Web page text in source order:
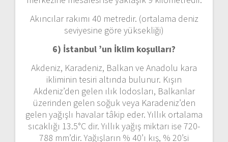
Akıncılar rakımı 40 metredir. (ortalama deniz
seviyesine göre yüksekliği)
6) İstanbul ’un İklim koşulları?
Akdeniz, Karadeniz, Balkan ve Anadolu kara
ikliminin tesiri altında bulunur. Kışın
Akdeniz’den gelen ılık lodosları, Balkanlar
üzerinden gelen soğuk veya Karadeniz’den
gelen yağışlı havalar tâkip eder. Yıllık ortalama
sıcaklığı 13.5°C dir. Yıllık yağış miktarı ise 720-
788 mm’dir. Yağışların % 40’ı kış, % 20’si